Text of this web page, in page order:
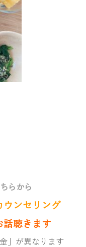
らから
ウンセリング
話聴きます
」が異なります